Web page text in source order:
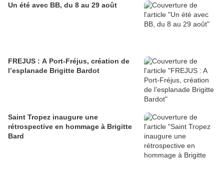
Un été avec BB, du 8 au 29 août
FREJUS : A Port-Fréjus, création de
l’esplanade Brigitte Bardot
Saint Tropez inaugure une
rétrospective en hommage à Brigitte
Bard